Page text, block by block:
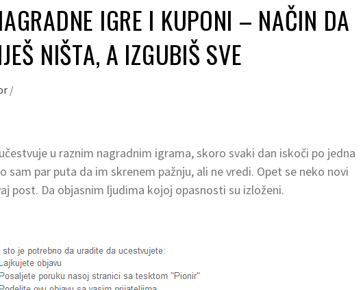
IGRE I KUPONI – NAČIN DA
NIŠTA, A IZGUBIŠ SVE
/
u raznim nagradnim igrama, skoro svaki dan iskoči po jedna
sam par puta da im skrenem pažnju, ali ne vredi. Opet se neko novi
post. Da objasnim ljudima kojoj opasnosti su izloženi.